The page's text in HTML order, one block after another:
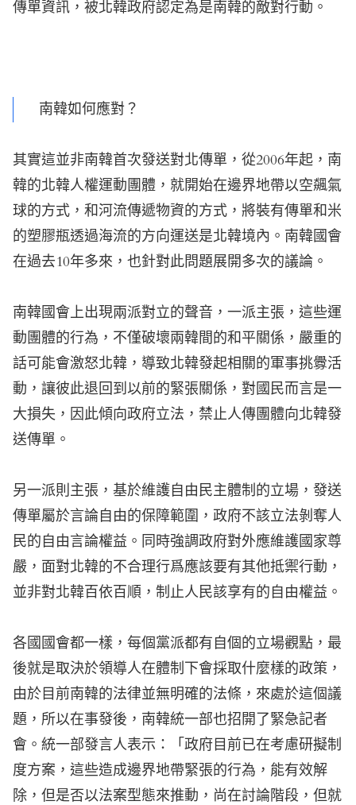
傳單資訊，被北韓政府認定為是南韓的敵對行動。
南韓如何應對？
其實這並非南韓首次發送對北傳單，從2006年起，南
韓的北韓人權運動團體，就開始在邊界地帶以空飆氣
球的方式，和河流傳遞物資的方式，將裝有傳單和米
的塑膠瓶透過海流的方向運送是北韓境內。南韓國會
在過去10年多來，也針對此問題展開多次的議論。
南韓國會上出現兩派對立的聲音，一派主張，這些運
動團體的行為，不僅破壞兩韓間的和平關係，嚴重的
話可能會激怒北韓，導致北韓發起相關的軍事挑釁活
動，讓彼此退回到以前的緊張關係，對國民而言是一
大損失，因此傾向政府立法，禁止人傳團體向北韓發
送傳單。
另一派則主張，基於維護自由民主體制的立場，發送
傳單屬於言論自由的保障範圍，政府不該立法剝奪人
民的自由言論權益。同時強調政府對外應維護國家尊
嚴，面對北韓的不合理行爲應該要有其他抵禦行動，
並非對北韓百依百順，制止人民該享有的自由權益。
各國國會都一樣，每個黨派都有自個的立場觀點，最
後就是取決於領導人在體制下會採取什麼樣的政策，
由於目前南韓的法律並無明確的法條，來處於這個議
題，所以在事發後，南韓統一部也招開了緊急記者
會。統一部發言人表示：「政府目前已在考慮研擬制
度方案，這些造成邊界地帶緊張的行為，能有效解
除，但是否以法案型態來推動，尚在討論階段，但就